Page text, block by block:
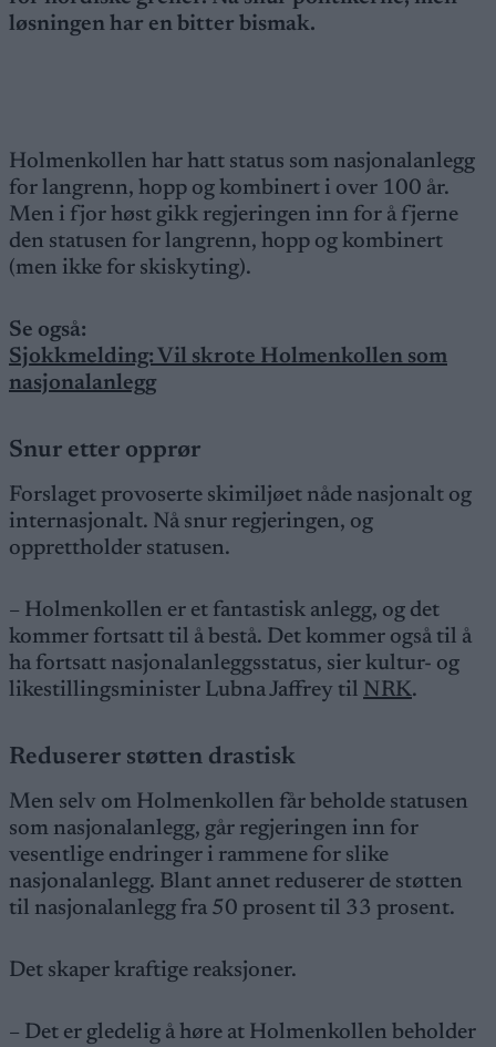
løsningen har en bitter bismak.
Holmenkollen har hatt status som nasjonalanlegg
for langrenn, hopp og kombinert i over 100 år.
Men i fjor høst gikk regjeringen inn for å fjerne
den statusen for langrenn, hopp og kombinert
(men ikke for skiskyting).
Se også:
Sjokkmelding: Vil skrote Holmenkollen som
nasjonalanlegg
Snur etter opprør
Forslaget provoserte skimiljøet nåde nasjonalt og
internasjonalt. Nå snur regjeringen, og
opprettholder statusen.
– Holmenkollen er et fantastisk anlegg, og det
kommer fortsatt til å bestå. Det kommer også til å
ha fortsatt nasjonalanleggsstatus, sier kultur- og
likestillingsminister Lubna Jaffrey til NRK.
Reduserer støtten drastisk
Men selv om Holmenkollen får beholde statusen
som nasjonalanlegg, går regjeringen inn for
vesentlige endringer i rammene for slike
nasjonalanlegg. Blant annet reduserer de støtten
til nasjonalanlegg fra 50 prosent til 33 prosent.
Det skaper kraftige reaksjoner.
– Det er gledelig å høre at Holmenkollen beholder